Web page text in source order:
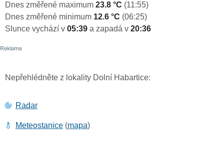
Dnes změřené maximum 23.8 °C (11:55)
Dnes změřené minimum 12.6 °C (06:25)
Slunce vychází v 05:39 a zapadá v 20:36
Nepřehlédněte z lokality Dolní Habartice:
Radar
Meteostanice (mapa)